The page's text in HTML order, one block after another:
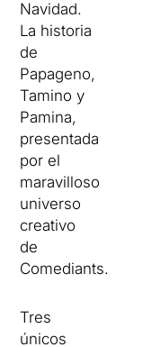
Navidad.
La historia
de
Papageno,
Tamino y
Pamina,
presentada
por el
maravilloso
universo
creativo
de
Comediants.
Tres
únicos